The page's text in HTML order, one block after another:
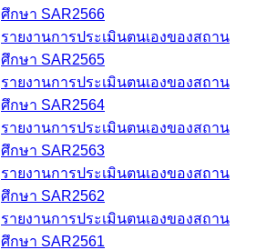
ศึกษา SAR2566
รายงานการประเมินตนเองของสถาน
ศึกษา SAR2565
รายงานการประเมินตนเองของสถาน
ศึกษา SAR2564
รายงานการประเมินตนเองของสถาน
ศึกษา SAR2563
รายงานการประเมินตนเองของสถาน
ศึกษา SAR2562
รายงานการประเมินตนเองของสถาน
ศึกษา SAR2561